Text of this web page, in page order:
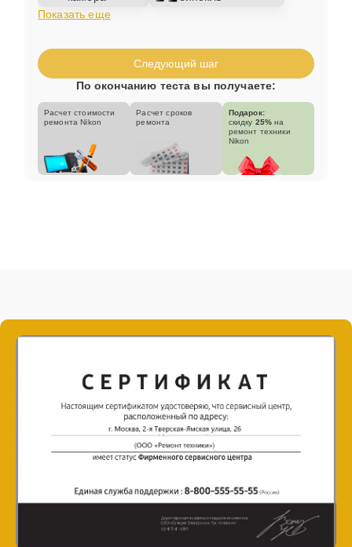
Показать еще
Следующий шаг
По окончанию теста вы получаете:
Расчет стоимости
ремонта Nikon
Расчет сроков
ремонта
Подарок:
скидку 25% на
ремонт техники
Nikon